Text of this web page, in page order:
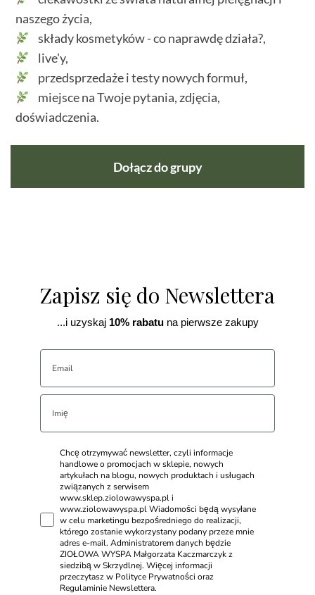
naszego życia,
składy kosmetyków - co naprawdę działa?,
live'y,
przedsprzedaże i testy nowych formuł,
miejsce na Twoje pytania, zdjęcia,
doświadczenia.
Dołącz do grupy
Zapisz się do Newslettera
...i uzyskaj10% rabatuna pierwsze zakupy
Chcę otrzymywać newsletter, czyli informacje
handlowe o promocjach w sklepie, nowych
artykułach na blogu, nowych produktach i usługach
związanych z serwisem
www.sklep.ziolowawyspa.pl i
www.ziolowawyspa.pl Wiadomości będą wysyłane
w celu marketingu bezpośredniego do realizacji,
którego zostanie wykorzystany podany przeze mnie
adres e-mail. Administratorem danych będzie
ZIOŁOWA WYSPA Małgorzata Kaczmarczyk z
siedzibą w Skrzydlnej. Więcej informacji
przeczytasz w Polityce Prywatności oraz
Regulaminie Newslettera.